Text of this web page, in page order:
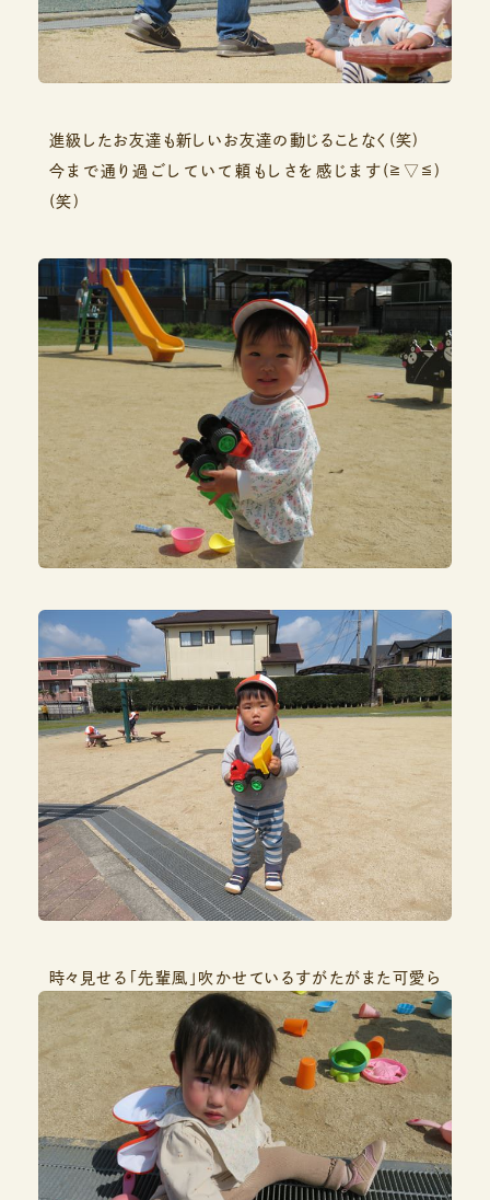
進級したお友達も新しいお友達の動じることなく(笑)
今まで通り過ごしていて頼もしさを感じます(≧▽≦)
(笑)
時々見せる「先輩風」吹かせているすがたがまた可愛ら
しいです♪